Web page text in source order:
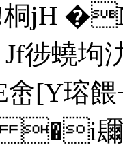
jH
徏蟯坸
瑢餵
�i